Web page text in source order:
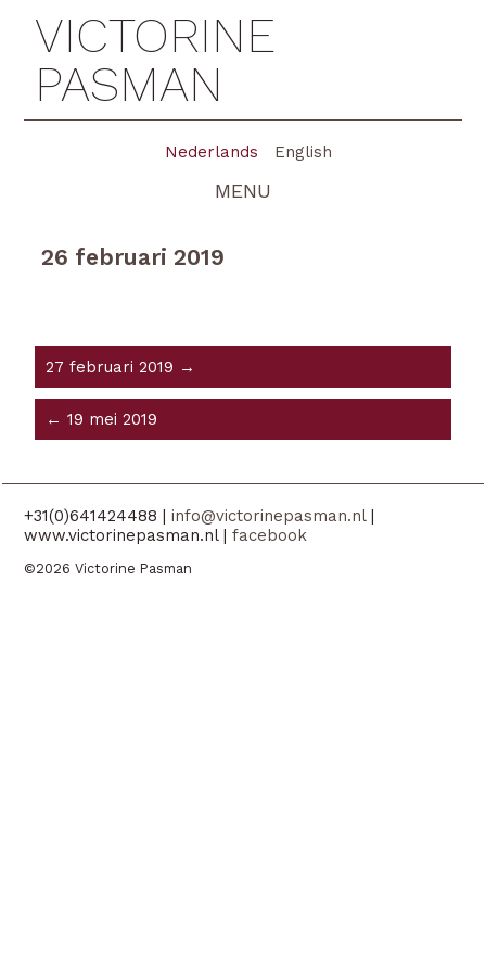
VICTORINE
PASMAN
Nederlands English
MENU
26 februari 2019
27 februari 2019 →
← 19 mei 2019
+31(0)641424488 |info@victorinepasman.nl|
www.victorinepasman.nl |facebook
©2026 Victorine Pasman